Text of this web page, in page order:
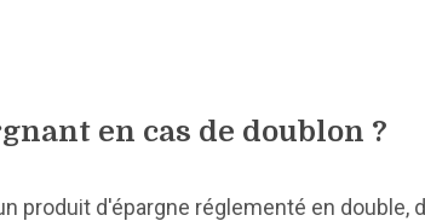
en cas de doublon ?
produit d'épargne réglementé en double,